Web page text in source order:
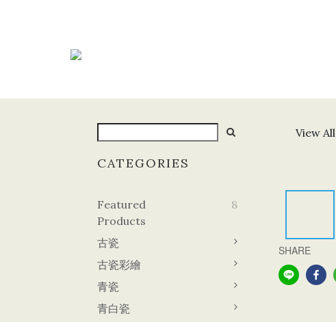
CATEGORIES
Featured
Products
8
古瓷
古瓷彩繪
青瓷
青白瓷
View All
SHARE